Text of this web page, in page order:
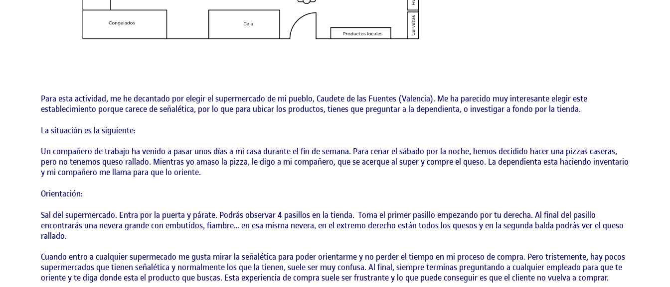
Para esta actividad, me he decantado por elegir el supermercado de mi pueblo, Caudete de las Fuentes (Valencia). Me ha parecido muy interesante elegir este
establecimiento porque carece de señalética, por lo que para ubicar los productos, tienes que preguntar a la dependienta, o investigar a fondo por la tienda.
La situación es la siguiente:
Un compañero de trabajo ha venido a pasar unos días a mi casa durante el fin de semana. Para cenar el sábado por la noche, hemos decidido hacer una pizzas caseras,
pero no tenemos queso rallado. Mientras yo amaso la pizza, le digo a mi compañero, que se acerque al super y compre el queso. La dependienta esta haciendo inventario
y mi compañero me llama para que lo oriente.
Orientación:
Sal del supermercado. Entra por la puerta y párate. Podrás observar 4 pasillos en la tienda. Toma el primer pasillo empezando por tu derecha. Al final del pasillo
encontrarás una nevera grande con embutidos, fiambre… en esa misma nevera, en el extremo derecho están todos los quesos y en la segunda balda podrás ver el queso
rallado.
Cuando entro a cualquier supermecado me gusta mirar la señalética para poder orientarme y no perder el tiempo en mi proceso de compra. Pero tristemente, hay pocos
supermercados que tienen señalética y normalmente los que la tienen, suele ser muy confusa. Al final, siempre terminas preguntando a cualquier empleado para que te
oriente y te diga donde esta el producto que buscas. Esta experiencia de compra suele ser frustrante y lo que puede conseguir es que el cliente no vuelva a comprar.